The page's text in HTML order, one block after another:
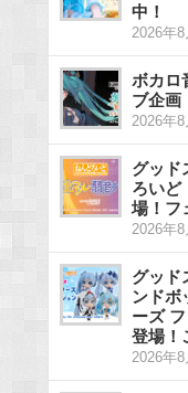
中！
2026年
ボカロ
ブ企画
2026年
グッド
ろいど
場！フ
2026年
グッド
ンドボ
ーズ
登場！
2026年